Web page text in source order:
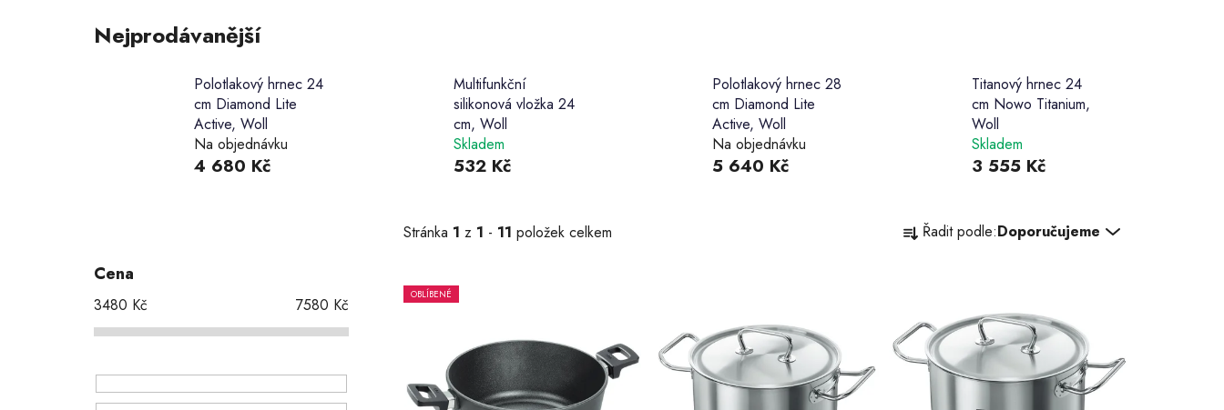
Nejprodávanější
Polotlakový hrnec 24
cm Diamond Lite
Active, Woll
Na objednávku
4 680 Kč
Multifunkční
silikonová vložka 24
cm, Woll
Skladem
532 Kč
Polotlakový hrnec 28
cm Diamond Lite
Active, Woll
Na objednávku
5 640 Kč
Titanový hrnec 24
cm Nowo Titanium,
Woll
Skladem
3 555 Kč
Cena
3480 Kč 7580 Kč
Stránka 1 z 1 - 11 položek celkem Ř
a
í
p
Řadit podle:Doporučujeme
V
i
s
OBLÍBENÉ